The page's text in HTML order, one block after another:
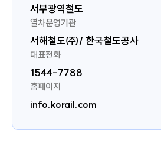
서부광역철도
열차운영기관
서해철도㈜/ 한국철도공사
대표전화
1544-7788
홈페이지
info.korail.com